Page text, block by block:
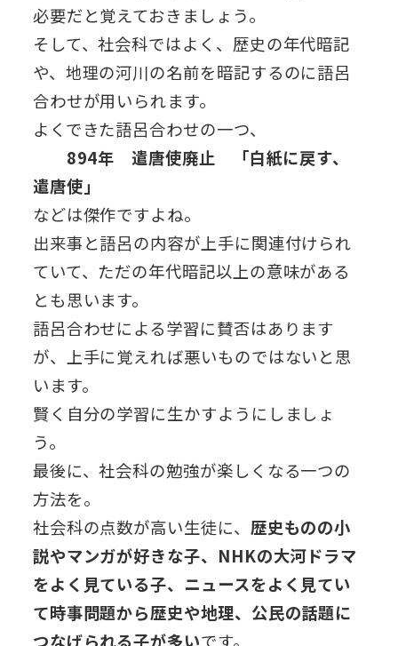
必要だと覚えておきましょう。
そして、社会科ではよく、歴史の年代暗記
や、地理の河川の名前を暗記するのに語呂
合わせが用いられます。
よくできた語呂合わせの一つ、
894年 遣唐使廃止 「白紙に戻す、
遣唐使」
などは傑作ですよね。
出来事と語呂の内容が上手に関連付けられ
ていて、ただの年代暗記以上の意味がある
とも思います。
語呂合わせによる学習に賛否はあります
が、上手に覚えれば悪いものではないと思
います。
賢く自分の学習に生かすようにしましょ
う。
最後に、社会科の勉強が楽しくなる一つの
方法を。
社会科の点数が高い生徒に、 歴史ものの小
説やマンガが好きな子、NHKの大河ドラマ
をよく見ている子、ニュースをよく見てい
て時事問題から歴史や地理、公民の話題に
つなげられる子が多いです。